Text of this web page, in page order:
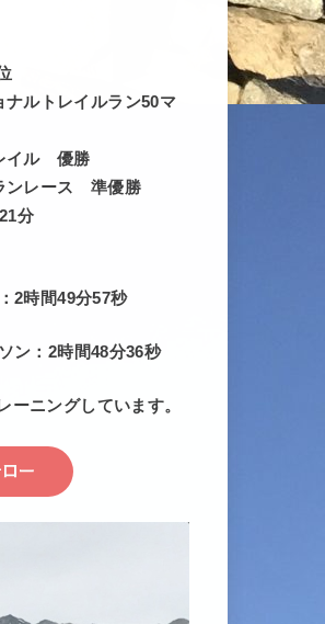
ナルトレイルラン50マ
イル 優勝
ンレース 準優勝
分
2時間49分57秒
ン：2時間48分36秒
ーニングしています。